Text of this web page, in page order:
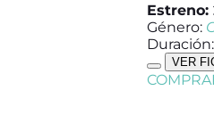
Estreno:
Género:
VER